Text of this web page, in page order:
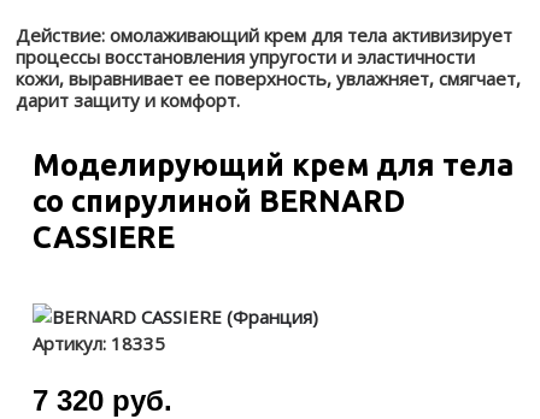
Действие: омолаживающий крем для тела активизирует
процессы восстановления упругости и эластичности
кожи, выравнивает ее поверхность, увлажняет, смягчает,
дарит защиту и комфорт.
Моделирующий крем для тела
со спирулиной BERNARD
CASSIERE
Артикул: 18335
7 320 руб.